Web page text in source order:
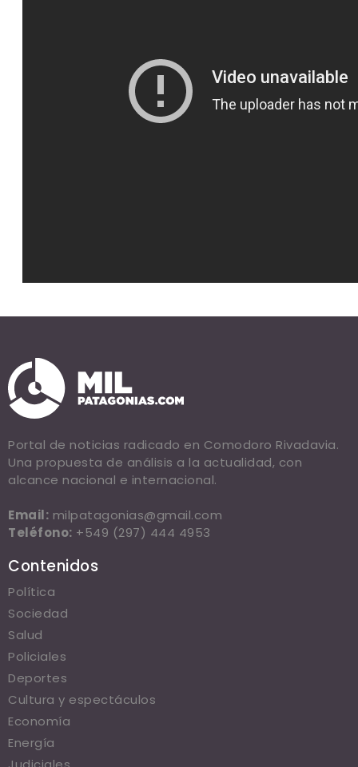
Portal de noticias radicado en Comodoro Rivadavia.
Una propuesta de análisis a la actualidad, con
alcance nacional e internacional.
Email: milpatagonias@gmail.com
Teléfono: +549 (297) 444 4953
Contenidos
Política
Sociedad
Salud
Policiales
Deportes
Cultura y espectáculos
Economía
Energía